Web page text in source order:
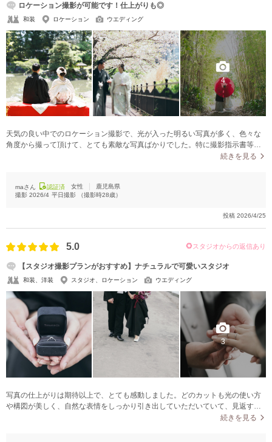
ロケーション撮影が可能です！仕上がりも◎
和装 ロケーション ウエディング
4
天気の良い中でのロケーション撮影で、光が入った明るい写真が多く、色々な
角度から撮って頂けて、とても素敵な写真ばかりでした。特に撮影指示書等は
準備せず、カメラマンさんにお任せで撮って頂きましたが、笑顔を沢山引き出
続きを見る
maさん 認証済 女性
鹿児島県
撮影 2026/4 平日撮影 （撮影時28歳）
投稿 2026/4/25
5.0 スタジオからの返信あり
【スタジオ撮影プランがおすすめ】ナチュラルで可愛いスタジオ
和装、洋装 スタジオ、ロケーション ウエディング
3
写真の仕上がりは期待以上で、とても感動しました。どのカットも光の使い方
や構図が美しく、自然な表情をしっかり引き出していただいていて、見返すた
びに嬉しい気持ちになります。自分たちらしさがしっかり表現されていて、た
続きを見る